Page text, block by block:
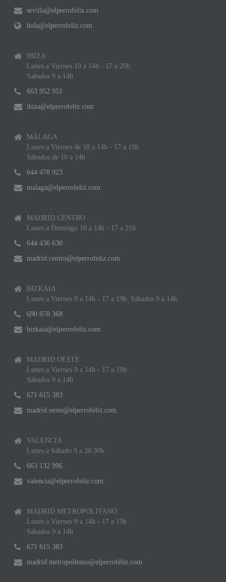
sevilla@elperrofeliz.com
hola@elperrofeliz.com
IBIZA
Lunes a Viernes 10 a 14h - 17 a 20h
Sabados 9 a 14h
663 952 951
ibiza@elperrofeliz.com
MÁLAGA
Lunes a Viernes de 10 a 14h - 17 a 19h
Sábados de 10 a 14h
644 478 923
malaga@elperrofeliz.com
MADRID CENTRO
Lunes a Domingo 10 a 14h - 17 a 21h
644 436 630
madrid.centro@elperrofeliz.com
BIZKAIA
Lunes a Viernes 9 a 14h - 17 a 19h. Sábados 9 a 14h.
690 878 368
bizkaia@elperrofeliz.com
MADRID OESTE
Lunes a Viernes 9 a 14h - 17 a 19h
Sábados 9 a 14h
671 615 383
madrid.oeste@elperrofeliz.com
VALENCIA
Lunes a Sábado 9 a 20:30h
663 132 996
valencia@elperrofeliz.com
MADRID METROPOLITANO
Lunes a Viernes 9 a 14h - 17 a 19h
Sábados 9 a 14h
671 615 383
madrid.metropolitano@elperrofeliz.com